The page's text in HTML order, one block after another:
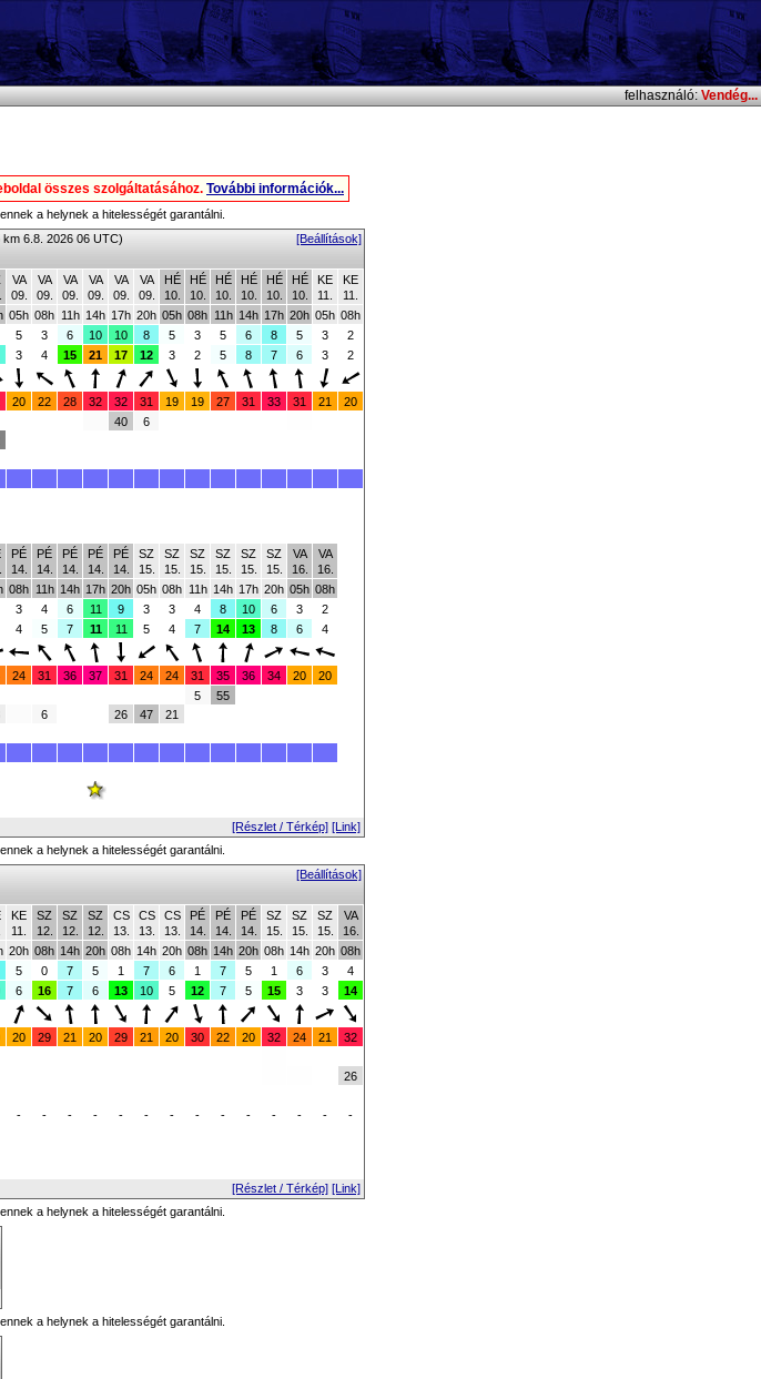
felhasználó:Vendég...
összes szolgáltatásához. További információk...
a helynek a hitelességét garantálni.
6.8. 2026 06 UTC)
[Beállítások]
VA
09.
VA
09.
VA
09.
VA
09.
VA
09.
VA
09.
HÉ
10.
HÉ
10.
HÉ
10.
HÉ
10.
HÉ
10.
HÉ
10.
KE
11.
KE
11.
05h 08h 11h 14h 17h 20h 05h 08h 11h 14h 17h 20h 05h 08h
5 3 6 10 10 8 5 3 5 6 8 5 3
2
3 4 15 21 17 12 3 2 5 8 7 6 3
2
20 22 28 32 32 31 19 19 27 31 33 31 21 20
40 6
PÉ
14.
PÉ
14.
PÉ
14.
PÉ
14.
PÉ
14.
SZ
15.
SZ
15.
SZ
15.
SZ
15.
SZ
15.
SZ
15.
VA
16.
VA
16.
08h 11h 14h 17h 20h 05h 08h 11h 14h 17h 20h 05h 08h
3 4 6 11 9 3 3 4 8 10 6 3
2
4 5 7 11 11 5 4 7 14 13 8 6
4
24 31 36 37 31 24 24 31 35 36 34 20 20
6 26 47 21
5 55
[Részlet / Térkép] [Link]
a helynek a hitelességét garantálni.
[Beállítások]
KE
11.
SZ
12.
SZ
12.
SZ
12.
CS
13.
CS
13.
CS
13.
PÉ
14.
PÉ
14.
PÉ
14.
SZ
15.
SZ
15.
SZ
15.
VA
16.
20h 08h 14h 20h 08h 14h 20h 08h 14h 20h 08h 14h 20h 08h
5 0 7 5 1 7 6 1 7 5 1 6 3
4
6 16 7 6 13 10 5 12 7 5 15 3 3
14
20 29 21 20 29 21 20 30 22 20 32 24 21 32
26
- - - - - - - - - - - - - -
[Részlet / Térkép] [Link]
a helynek a hitelességét garantálni.
a helynek a hitelességét garantálni.